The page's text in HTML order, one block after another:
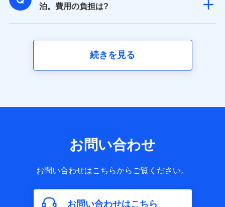
泊。費用の負担は?
続きを見る
お問い合わせ
お問い合わせはこちらからご覧ください。
お問い合わせはこちら